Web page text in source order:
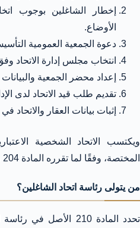
إخطار الشاغلين بوجوب
الأوضاع.
دعوة الجمعية العمومية
انتخاب مجلس إدارة الاتحاد
إعداد محضر الجمعية
تقديم طلب قيد الاتحاد لدى
إثبات بيانات العقار والاتحاد
ويكتسب الاتحاد الشخصية
المختصة، وفقًا لما تقرره المادة 204 من اللائحة.
من يتولى رئاسة اتحاد الشاغلين؟
تحدد المادة 210